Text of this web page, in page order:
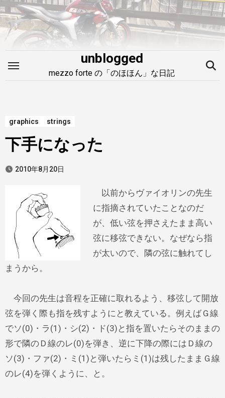
内
容
を
unblogged
mezzo forte の「のほほん」な日記
graphics strings
下手になった
2010年8月20日
以前からヴァイオリンの先生
に指摘されていたことなのだ
が、低い弦を押さえたまま高い
弦に移弦できない。なぜなら指
が太いので、隣の弦に触れてし
まうから。
今回の先生は音程を正確に取れるよう、移弦して開放
弦を弾く際も指を残すようにと教えている。例えばＧ線
でソ(0)・ラ(1)・シ(2)・ド(3)と指を置いたらそのままの
形で隣のＤ線のレ(0)を弾き、逆に下降の際にはＤ線の
ソ(3)・ファ(2)・ミ(1)と弾いたらミ(1)は残したままＧ線
のレ(4)を弾くように、と。